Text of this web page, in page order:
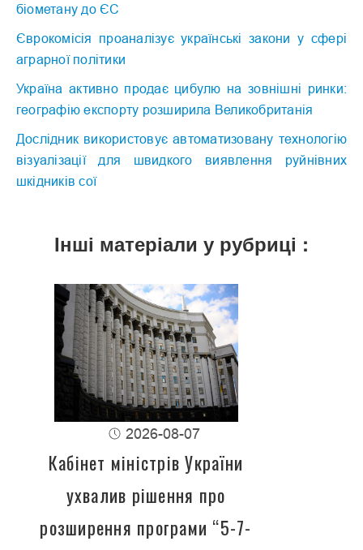
біометану до ЄС
Єврокомісія проаналізує українські закони у сфері
аграрної політики
Україна активно продає цибулю на зовнішні ринки:
географію експорту розширила Великобританія
Дослідник використовує автоматизовану технологію
візуалізації для швидкого виявлення руйнівних
шкідників сої
Інші матеріали у рубриці :
2026-08-07
Кабінет міністрів України
ухвалив рішення про
розширення програми “5-7-